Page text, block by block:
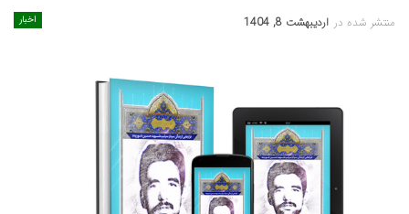
اخبار منتشر شده در اردیبهشت 8, 1404